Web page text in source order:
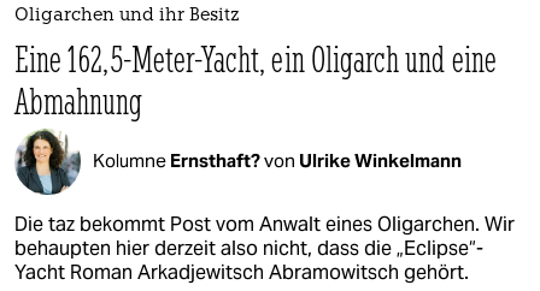
Oligarchen und ihr Besitz
Eine 162,5-Meter-Yacht, ein Oligarch und eine
Abmahnung
Kolumne Ernsthaft?von Ulrike Winkelmann
Die taz bekommt Post vom Anwalt eines Oligarchen. Wir
behaupten hier derzeit also nicht, dass die „Eclipse“-
Yacht Roman Arkadjewitsch Abramowitsch gehört.